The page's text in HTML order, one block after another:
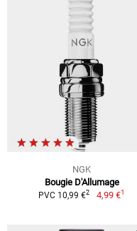
NGK
Bougie D'Allumage
PVC 10,99 €2 4,99 €1